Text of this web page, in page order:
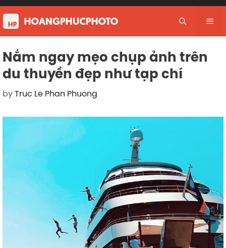
Skip
to
content
Nắm ngay mẹo chụp ảnh trên
du thuyền đẹp như tạp chí
byTruc Le Phan Phuong